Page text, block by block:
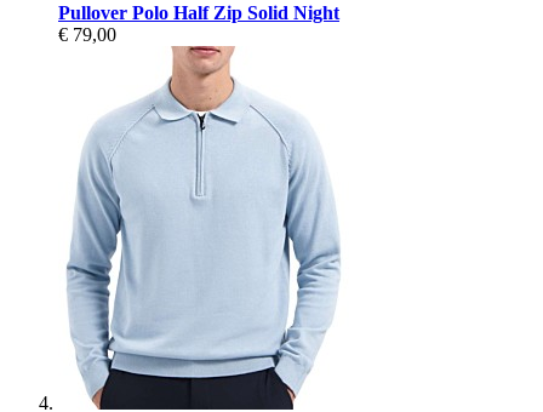
Pullover Polo Half Zip Solid Night
€ 79,00